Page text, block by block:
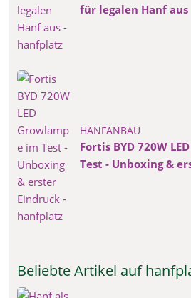
für legalen Hanf aus
HANFANBAU
Fortis BYD 720W
Test - Unboxing &
Beliebte Artikel auf